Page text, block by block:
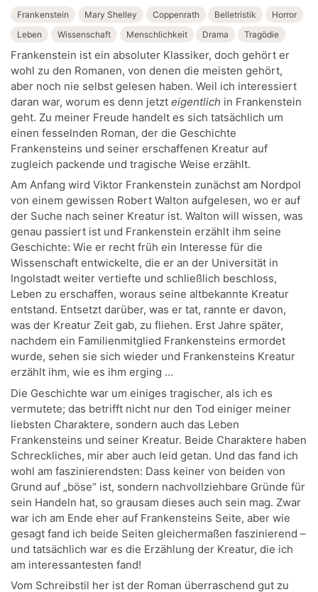
Frankenstein Mary Shelley Coppenrath Belletristik
Horror
Leben
Wissenschaft Menschlichkeit Drama Tragödie
Frankenstein ist ein absoluter Klassiker, doch gehört er
wohl zu den Romanen, von denen die meisten gehört,
aber noch nie selbst gelesen haben. Weil ich interessiert
daran war, worum es denn jetzt eigentlich in Frankenstein
geht. Zu meiner Freude handelt es sich tatsächlich um
einen fesselnden Roman, der die Geschichte
Frankensteins und seiner erschaffenen Kreatur auf
zugleich packende und tragische Weise erzählt.
Am Anfang wird Viktor Frankenstein zunächst am Nordpol
von einem gewissen Robert Walton aufgelesen, wo er auf
der Suche nach seiner Kreatur ist. Walton will wissen, was
genau passiert ist und Frankenstein erzählt ihm seine
Geschichte: Wie er recht früh ein Interesse für die
Wissenschaft entwickelte, die er an der Universität in
Ingolstadt weiter vertiefte und schließlich beschloss,
Leben zu erschaffen, woraus seine altbekannte Kreatur
entstand. Entsetzt darüber, was er tat, rannte er davon,
was der Kreatur Zeit gab, zu fliehen. Erst Jahre später,
nachdem ein Familienmitglied Frankensteins ermordet
wurde, sehen sie sich wieder und Frankensteins Kreatur
erzählt ihm, wie es ihm erging …
Die Geschichte war um einiges tragischer, als ich es
vermutete; das betrifft nicht nur den Tod einiger meiner
liebsten Charaktere, sondern auch das Leben
Frankensteins und seiner Kreatur. Beide Charaktere haben
Schreckliches, mir aber auch leid getan. Und das fand ich
wohl am faszinierendsten: Dass keiner von beiden von
Grund auf „böse“ ist, sondern nachvollziehbare Gründe für
sein Handeln hat, so grausam dieses auch sein mag. Zwar
war ich am Ende eher auf Frankensteins Seite, aber wie
gesagt fand ich beide Seiten gleichermaßen faszinierend –
und tatsächlich war es die Erzählung der Kreatur, die ich
am interessantesten fand!
Vom Schreibstil her ist der Roman überraschend gut zu